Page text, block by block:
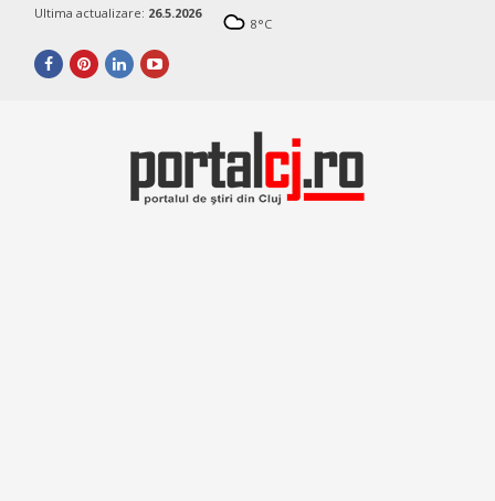
Ultima actualizare: 26.5.2026
8°C